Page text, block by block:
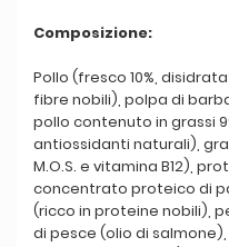
Composizione:
Pollo (fresco 10%,
fibre nobili), polpa di
pollo contenuto in grassi
antiossidanti naturali),
M.O.S. e vitamina B12),
concentrato proteico di
(ricco in proteine nobili),
di pesce (olio di